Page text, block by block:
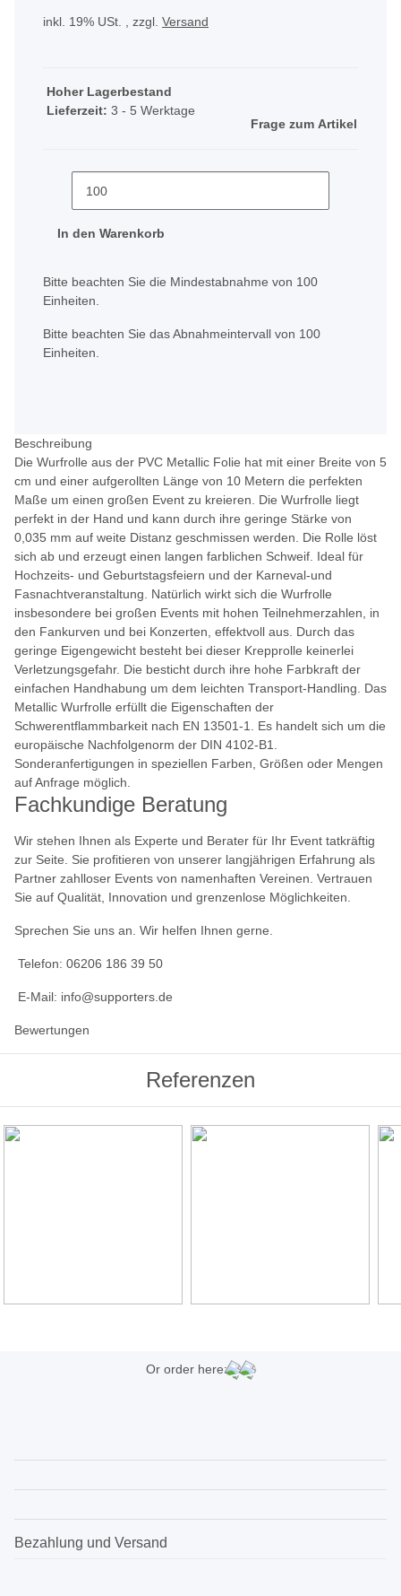
inkl. 19% USt. , zzgl. Versand
Hoher Lagerbestand
Lieferzeit: 3 - 5 Werktage
Frage zum Artikel
In den Warenkorb
x
Bitte beachten Sie die Mindestabnahme von 100
Einheiten.
Bitte beachten Sie das Abnahmeintervall von 100
Einheiten.
Beschreibung
Die Wurfrolle aus der PVC Metallic Folie hat mit einer Breite von 5
cm und einer aufgerollten Länge von 10 Metern die perfekten
Maße um einen großen Event zu kreieren. Die Wurfrolle liegt
perfekt in der Hand und kann durch ihre geringe Stärke von
0,035 mm auf weite Distanz geschmissen werden. Die Rolle löst
sich ab und erzeugt einen langen farblichen Schweif. Ideal für
Hochzeits- und Geburtstagsfeiern und der Karneval-und
Fasnachtveranstaltung. Natürlich wirkt sich die Wurfrolle
insbesondere bei großen Events mit hohen Teilnehmerzahlen, in
den Fankurven und bei Konzerten, effektvoll aus. Durch das
geringe Eigengewicht besteht bei dieser Krepprolle keinerlei
Verletzungsgefahr. Die besticht durch ihre hohe Farbkraft der
einfachen Handhabung um dem leichten Transport-Handling. Das
Metallic Wurfrolle erfüllt die Eigenschaften der
Schwerentflammbarkeit nach EN 13501-1. Es handelt sich um die
europäische Nachfolgenorm der DIN 4102-B1.
Sonderanfertigungen in speziellen Farben, Größen oder Mengen
auf Anfrage möglich.
Fachkundige Beratung
Wir stehen Ihnen als Experte und Berater für Ihr Event tatkräftig
zur Seite. Sie profitieren von unserer langjährigen Erfahrung als
Partner zahlloser Events von namenhaften Vereinen. Vertrauen
Sie auf Qualität, Innovation und grenzenlose Möglichkeiten.
Sprechen Sie uns an. Wir helfen Ihnen gerne.
Telefon: 06206 186 39 50
E-Mail: info@supporters.de
Bewertungen
Referenzen
Or order here:
Bezahlung und Versand